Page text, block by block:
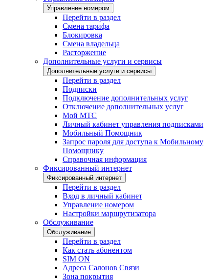
Управление номером
Перейти в раздел
Смена тарифа
Блокировка
Смена владельца
Расторжение
Дополнительные услуги и сервисы
Дополнительные услуги и сервисы
Перейти в раздел
Подписки
Подключение дополнительных услуг
Отключение дополнительных услуг
Мой МТС
Личный кабинет управления подписками
Мобильный Помощник
Запрос пароля для доступа к Мобильному
Помощнику
Справочная информация
Фиксированный интернет
Фиксированный интернет
Перейти в раздел
Вход в личный кабинет
Управление номером
Настройки маршрутизатора
Обслуживание
Обслуживание
Перейти в раздел
Как стать абонентом
SIM ON
Адреса Салонов Связи
Зона покрытия